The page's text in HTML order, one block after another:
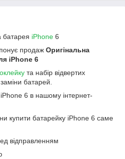
батарея iPhone 6
продаж Оригінальна
iPhone 6
та набір відвертих
батарей.
6 в нашому інтернет-
купити батарейку iPhone 6 саме
відправленням